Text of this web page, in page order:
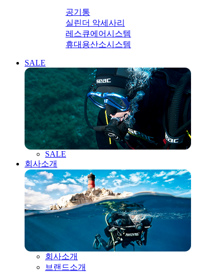
공기통
실린더 악세사리
레스큐에어시스템
휴대용산소시스템
SALE
SALE
회사소개
회사소개
브랜드소개